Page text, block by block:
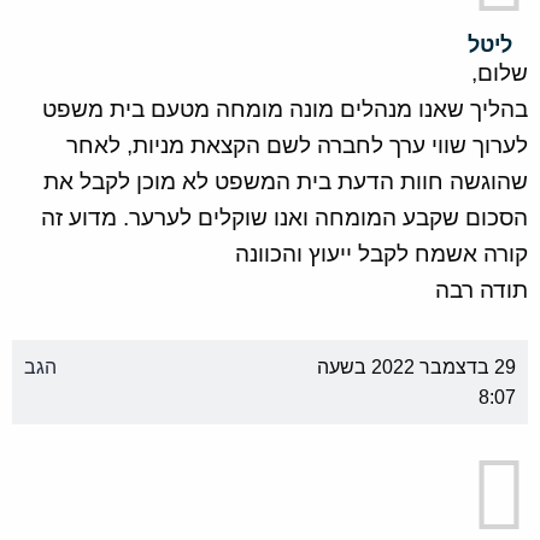
ליטל
שלום,
בהליך שאנו מנהלים מונה מומחה מטעם בית משפט
לערוך שווי ערך לחברה לשם הקצאת מניות, לאחר
שהוגשה חוות הדעת בית המשפט לא מוכן לקבל את
הסכום שקבע המומחה ואנו שוקלים לערער. מדוע זה
קורה אשמח לקבל ייעוץ והכוונה
תודה רבה
29 בדצמבר 2022 בשעה
8:07
הגב